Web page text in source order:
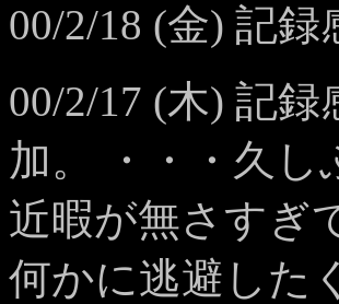
00/2/18 (金) 記
00/2/17 (木) 記
加。 ・・・久
近暇が無さすぎ
何かに逃避した